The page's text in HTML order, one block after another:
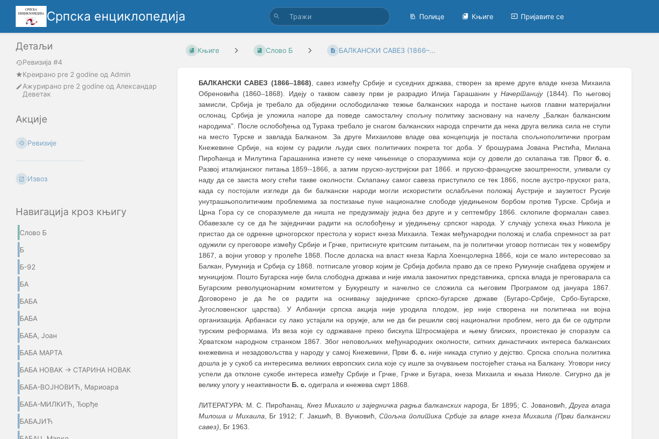
Српска енциклопедија Полице Књиге Пријавите се
Детаљи
Ревизија #4
Креирано pre 2 godine oд Admin
Ажурирано pre 2 godine од Александар
Деветак
Акције
Ревизије
Извоз
Навигација кроз књигу
Слово Б
Б
Б-92
БА
БАБА
БАБА
БАБА, Јоан
БАБА МАРТА
БАБА НОВАК → СТАРИНА НОВАК
БАБА-ВОЈНОВИЋ, Мариоара
БАБА-МИЛКИЋ, Ђорђе
БАБАЈИЋ
Књиге Слово Б БАЛКАНСКИ САВЕЗ (1866–...
БАЛКАНСКИ САВЕЗ (1866–1868), савез између Србије и суседних држава, створен за време друге владе кнеза Михаила
Обреновића (1860–1868). Идеју о таквом савезу први је разрадио Илија Гарашанин уНачертанију(1844).
По његовој
замисли, Србија је требало да обједини ослободилачке тежње балканских народа и постане њихов главни материјални
ослонац. Србија је уложила напоре да поведе самосталну спољну политику засновану на начелу „Балкан балканским
народима". После ослобођења од Турака требало је снагом балканских народа спречити да нека друга велика сила не ступи
на место Турске и завлада Балканом. За друге Михаилове владе ова концепција је постала спољнополитички програм
Кнежевине Србије, на којем су радили људи свих политичких покрета тог доба. У брошурама Јована Ристића, Милана
Пироћанца и Милутина Гарашанина изнете су неке чињенице о споразумима који су довели до склапања тзв. Првог б. с.
Развој италијанског питања 1859--1866, а затим пруско-аустријски рат 1866. и пруско-француске заоштрености, уливали су
наду да се заиста могу стећи такве околности. Склапању самог савеза приступило се тек 1866, после аустро-пруског рата,
када су постојали изгледи да би балкански народи могли искористити ослабљени положај Аустрије и заузетост Русије
унутрашњополитичким проблемима за постизање пуне националне слободе уједињеном борбом против Турске. Србија и
Црна Гора су се споразумеле да ништа не предузимају једна без друге и у септембру 1866. склопиле формалан савез.
Обавезале су се да ће заједнички радити на ослобођењу и уједињењу српског народа. У случају успеха књаз Никола је
пристао да се одрекне црногорског престола у корист кнеза Михаила. Тежак међународни положај и слаба спремност за рат
одужили су преговоре између Србије и Грчке, притиснуте критским питањем, па је политички уговор потписан тек у новембру
1867, а војни уговор у пролеће 1868. После доласка на власт кнеза Карла Хоенцолерна 1866, који се мало интересовао за
Балкан, Румунија и Србија су 1868. потписале уговор којим је Србија добила право да се преко Румуније снабдева оружјем и
муницијом. Пошто Бугарска није била слободна држава и није имала законитих представника, српска влада је преговарала са
Бугарским револуционарним комитетом у Букурешту и начелно се сложила са његовим Програмом од јануара 1867.
Договорено је да ће се радити на оснивању заједничке српско-бугарске државе (Бугаро-Србије, Србо-Бугарске,
Југословенског царства). У Албанији српска акција није уродила плодом, јер није створена ни политичка ни војна
организација. Арбанаси су лако устајали на оружје, али не да би решили свој национални проблем, него да би се одупрли
турским реформама. Из веза које су одржаване преко бискупа Штросмајера и њему блиских, проистекао је споразум са
Хрватском народном странком 1867. Због неповољних међународних околности, ситних династичких интереса балканских
кнежевина и незадовољства у народу у самој Кнежевини, Први б. с. није никада ступио у дејство. Српска спољна политика
дошла је у сукоб са интересима великих европских сила које су ишле за очувањем постојећег стањa на Балкану. Уговори нису
успели да отклоне сукобе интереса између Србије и Грчке, Грчке и Бугара, кнеза Михаила и књаза Николе. Сигурно да је
велику улогу у неактивности Б. с. одиграла и кнежева смрт 1868.
ЛИТЕРАТУРА: М. С. Пироћанац, Кнез Михаило и заједничка радња балканских народа , Бг 1895; С. Јовановић, Друга влада
Милоша и Михаила , Бг 1912; Г. Јакшић, В. Вучковић,Спољна политика Србије за владе кнеза Михаила (Први балкански
савез) , Бг 1963.